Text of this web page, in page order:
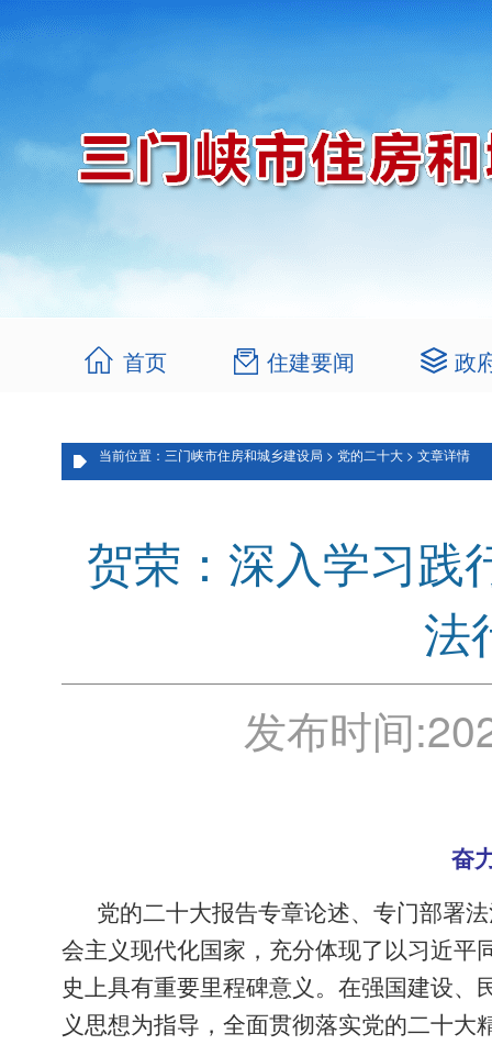
首页 住建要闻 政
当前位置：三门峡市住房和城乡建设局 > 党的二十大 > 文章详情
贺荣：深入学习践
法
发布时间:
奋
党的二十大报告专章论述、专门部署
会主义现代化国家，充分体现了以习近平
史上具有重要里程碑意义。在强国建设
义思想为指导，全面贯彻落实党的二十